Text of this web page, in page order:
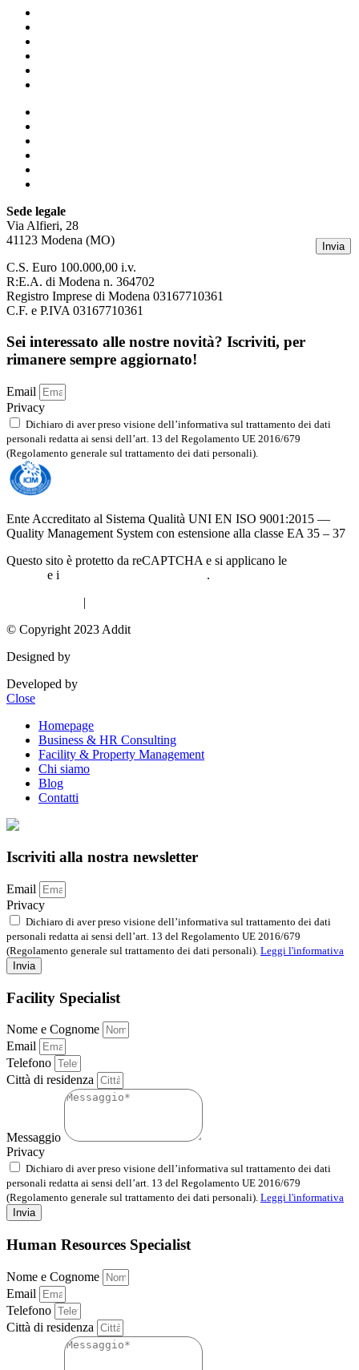
Sede legale
Via Alfieri, 28
41123 Modena (MO)
C.S. Euro 100.000,00 i.v.
R:E.A. di Modena n. 364702
Registro Imprese di Modena 03167710361
C.F. e P.IVA 03167710361
Sei interessato alle nostre novità? Iscriviti, per
rimanere sempre aggiornato!
Email
Invia
Privacy
Dichiaro di aver preso visione dell’informativa sul trattamento dei dati
personali redatta ai sensi dell’art. 13 del Regolamento UE 2016/679
(Regolamento generale sul trattamento dei dati personali).
Ente Accreditato al Sistema Qualità UNI EN ISO 9001:2015 —
Quality Management System con estensione alla classe EA 35 – 37
Questo sito è protetto da reCAPTCHA e si applicano le
e i
.
|
© Copyright 2023 Addit
Designed by
Developed by
Close
Homepage
Business & HR Consulting
Facility & Property Management
Chi siamo
Blog
Contatti
Iscriviti alla nostra newsletter
Email
Privacy
Dichiaro di aver preso visione dell’informativa sul trattamento dei dati
personali redatta ai sensi dell’art. 13 del Regolamento UE 2016/679
(Regolamento generale sul trattamento dei dati personali). Leggi l'informativa
Invia
Facility Specialist
Nome e Cognome
Email
Telefono
Città di residenza
Messaggio
Privacy
Dichiaro di aver preso visione dell’informativa sul trattamento dei dati
personali redatta ai sensi dell’art. 13 del Regolamento UE 2016/679
(Regolamento generale sul trattamento dei dati personali). Leggi l'informativa
Invia
Human Resources Specialist
Nome e Cognome
Email
Telefono
Città di residenza